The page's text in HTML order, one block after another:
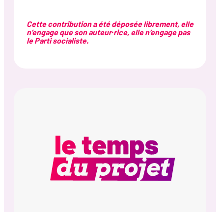
Cette contribution a été déposée librement, elle
n’engage que son auteur·rice, elle n’engage pas
le Parti socialiste.